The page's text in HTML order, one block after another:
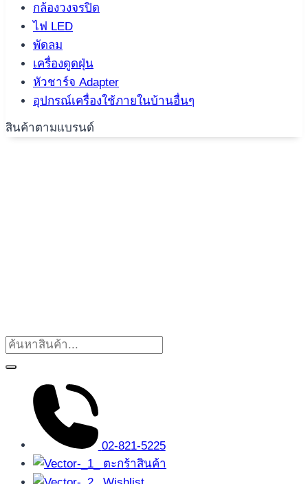
กล้องวงจรปิด
ไฟ LED
พัดลม
เครื่องดูดฝุ่น
หัวชาร์จ Adapter
อุปกรณ์เครื่องใช้ภายในบ้านอื่นๆ
สินค้าตามแบรนด์
02-821-5225
ตะกร้าสินค้า